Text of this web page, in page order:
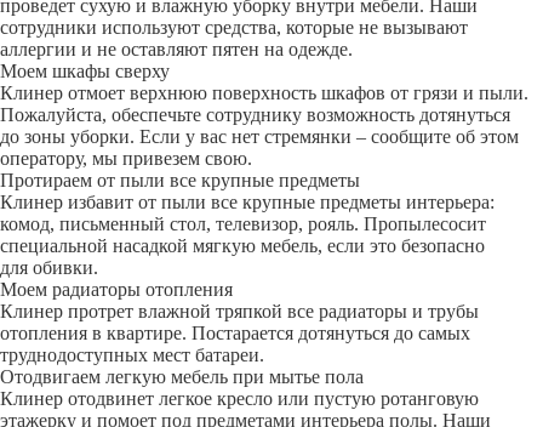
проведет сухую и влажную уборку внутри мебели. Наши
сотрудники используют средства, которые не вызывают
аллергии и не оставляют пятен на одежде.
Моем шкафы сверху
Клинер отмоет верхнюю поверхность шкафов от грязи и пыли.
Пожалуйста, обеспечьте сотруднику возможность дотянуться
до зоны уборки. Если у вас нет стремянки – сообщите об этом
оператору, мы привезем свою.
Протираем от пыли все крупные предметы
Клинер избавит от пыли все крупные предметы интерьера:
комод, письменный стол, телевизор, рояль. Пропылесосит
специальной насадкой мягкую мебель, если это безопасно
для обивки.
Моем радиаторы отопления
Клинер протрет влажной тряпкой все радиаторы и трубы
отопления в квартире. Постарается дотянуться до самых
труднодоступных мест батареи.
Отодвигаем легкую мебель при мытье пола
Клинер отодвинет легкое кресло или пустую ротанговую
этажерку и помоет под предметами интерьера полы. Наши